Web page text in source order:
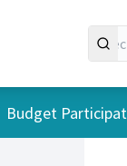
Budget